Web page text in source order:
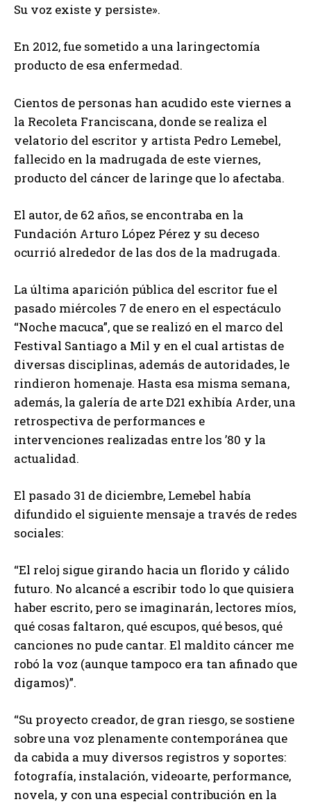
Su voz existe y persiste».
En 2012, fue sometido a una laringectomía
producto de esa enfermedad.
Cientos de personas han acudido este viernes a
la Recoleta Franciscana, donde se realiza el
velatorio del escritor y artista Pedro Lemebel,
fallecido en la madrugada de este viernes,
producto del cáncer de laringe que lo afectaba.
El autor, de 62 años, se encontraba en la
Fundación Arturo López Pérez y su deceso
ocurrió alrededor de las dos de la madrugada.
La última aparición pública del escritor fue el
pasado miércoles 7 de enero en el espectáculo
“Noche macuca”, que se realizó en el marco del
Festival Santiago a Mil y en el cual artistas de
diversas disciplinas, además de autoridades, le
rindieron homenaje. Hasta esa misma semana,
además, la galería de arte D21 exhibía Arder, una
retrospectiva de performances e
intervenciones realizadas entre los ’80 y la
actualidad.
El pasado 31 de diciembre, Lemebel había
difundido el siguiente mensaje a través de redes
sociales:
“El reloj sigue girando hacia un florido y cálido
futuro. No alcancé a escribir todo lo que quisiera
haber escrito, pero se imaginarán, lectores míos,
qué cosas faltaron, qué escupos, qué besos, qué
canciones no pude cantar. El maldito cáncer me
robó la voz (aunque tampoco era tan afinado que
digamos)”.
“Su proyecto creador, de gran riesgo, se sostiene
sobre una voz plenamente contemporánea que
da cabida a muy diversos registros y soportes:
fotografía, instalación, videoarte, performance,
novela, y con una especial contribución en la